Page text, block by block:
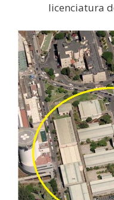
licenciatura